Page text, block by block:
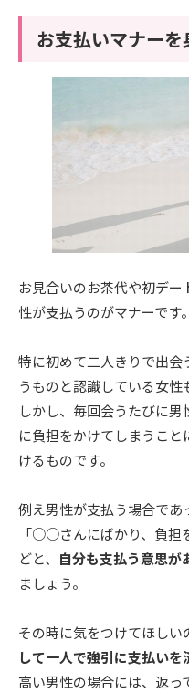
お支払いマナー
お見合いのお茶代や初デ
性が支払うのがマナーです。
特に初めて二人きりで出
うものと認識している女性
しかし、毎回会うたびに
に負担をかけてしまうこと
けるものです。
例え男性が支払う場合であ
「○○さんにばかり、負担
どと、 自分も支払う意思が
ましょう。
その時に気をつけてほしい
して一人で強引に支払いを
高い男性の場合には、返っ